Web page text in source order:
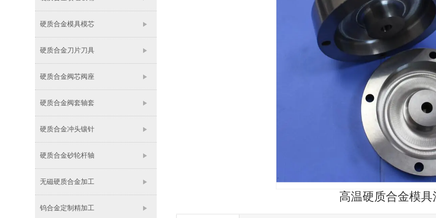
硬质合金模具模芯
硬质合金刀片刀具
硬质合金阀芯阀座
硬质合金阀套轴套
硬质合金冲头镶针
硬质合金砂轮杆轴
无磁硬质合金加工
钨合金定制精加工
高温硬质合金模具